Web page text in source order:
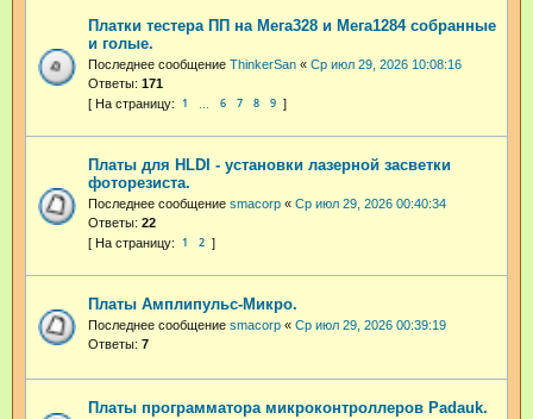
Платки тестера ПП на Мега328 и Мега1284 собранные
и голые.
Последнее сообщение ThinkerSan « Ср июл 29, 2026 10:08:16
Ответы: 171
1 6 7 8 9
Платы для HLDI - установки лазерной засветки
фоторезиста.
Последнее сообщение smacorp « Ср июл 29, 2026 00:40:34
Ответы: 22
1 2
Платы Амплипульс-Микро.
Последнее сообщение smacorp « Ср июл 29, 2026 00:39:19
Ответы: 7
Платы программатора микроконтроллеров Padauk.